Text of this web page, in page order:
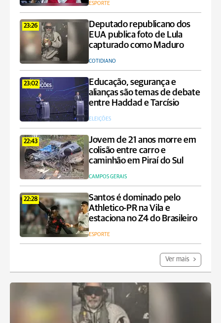
ESPORTE
23:26
Deputado republicano dos
EUA publica foto de Lula
capturado como Maduro
COTIDIANO
23:02
Educação, segurança e
alianças são temas de debate
entre Haddad e Tarcísio
ELEIÇÕES
22:43
Jovem de 21 anos morre em
colisão entre carro e
caminhão em Piraí do Sul
CAMPOS GERAIS
22:28
Santos é dominado pelo
Athletico-PR na Vila e
estaciona no Z4 do Brasileiro
ESPORTE
Ver mais